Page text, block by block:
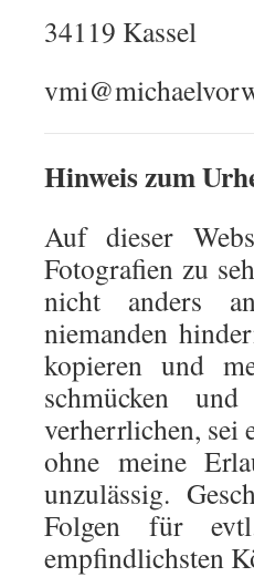
34119 Kassel
Hinweis zum
Auf dieser
Fotografien zu
nicht anders
niemanden
kopieren und
schmücken
verherrlichen, sei
ohne meine
unzulässig.
Folgen für
empfindlichsten